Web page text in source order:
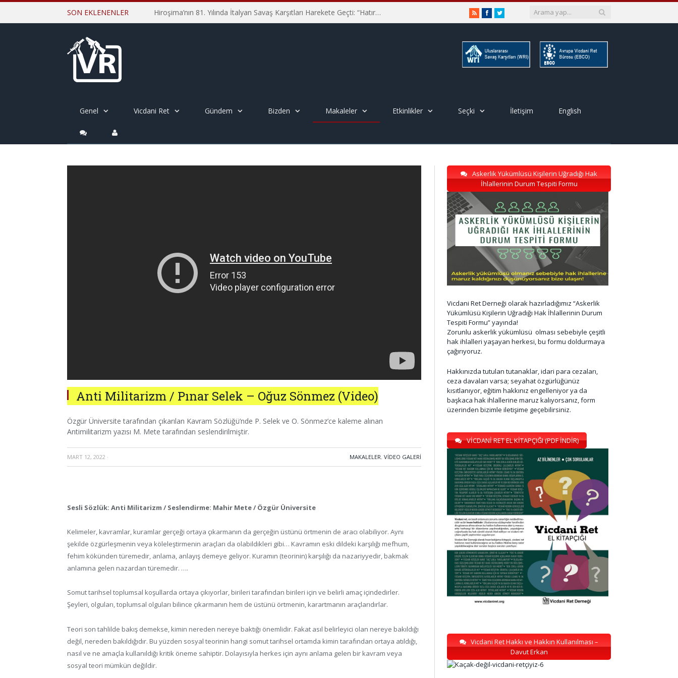
SON EKLENENLER Hiroşima’nın 81. Yılında İtalyan Savaş Karşıtları Harekete Geçti: “Hatırlamak yeterli değil” RSSFacebookTwitter
Genel Vicdani Ret Gündem Bizden Makaleler Etkinlikler Seçki İletişim English
Anti Militarizm / Pınar Selek – Oğuz Sönmez (Video)
Özgür Üniversite tarafından çıkarılan Kavram Sözlüğü’nde P. Selek ve O. Sönmez’ce kaleme alınan
Antimilitarizm yazısı M. Mete tarafından seslendirilmiştir.
MART 12, 2022 · MAKALELER, VIDEO GALERI
Sesli Sözlük: Anti Militarizm / Seslendirme: Mahir Mete / Özgür Üniversite
Kelimeler, kavramlar, kuramlar gerçeği ortaya çıkarmanın da gerçeğin üstünü örtmenin de aracı olabiliyor. Aynı
şekilde özgürleşmenin veya köleleştirmenin araçları da olabildikleri gibi… Kavramın eski dildeki karşılığı mefhum,
fehim kökünden türemedir, anlama, anlayış demeye geliyor. Kuramın (teorinin) karşılığı da nazariyyedir, bakmak
anlamına gelen nazardan türemedir. ….
Somut tarihsel toplumsal koşullarda ortaya çıkıyorlar, birileri tarafından birileri için ve belirli amaç içindedirler.
Şeyleri, olguları, toplumsal olguları bilince çıkarmanın hem de üstünü örtmenin, karartmanın araçlarıdırlar.
Teori son tahlilde bakış demekse, kimin nereden nereye baktığı önemlidir. Fakat asıl belirleyici olan nereye bakıldığı
değil, nereden bakıldığıdır. Bu yüzden sosyal teorinin hangi somut tarihsel ortamda kimin tarafından ortaya atıldığı,
nasıl ve ne amaçla kullanıldığı kritik öneme sahiptir. Dolayısıyla herkes için aynı anlama gelen bir kavram veya
sosyal teori mümkün değildir.
Askerlik Yükümlüsü Kişilerin Uğradığı Hak
İhlallerinin Durum Tespiti Formu
Vicdani Ret Derneği olarak hazırladığımız “Askerlik
Yükümlüsü Kişilerin Uğradığı Hak İhlallerinin Durum
Tespiti Formu” yayında!
Zorunlu askerlik yükümlüsü olması sebebiyle çeşitli
hak ihlalleri yaşayan herkesi, bu formu doldurmaya
çağırıyoruz.
Hakkınızda tutulan tutanaklar, idari para cezaları,
ceza davaları varsa; seyahat özgürlüğünüz
kısıtlanıyor, eğitim hakkınız engelleniyor ya da
başkaca hak ihlallerine maruz kalıyorsanız, form
üzerinden bizimle iletişime geçebilirsiniz.
VİCDANİ RET EL KİTAPÇIĞI (PDF İNDİR)
Vicdani Ret Hakkı ve Hakkın Kullanılması –
Davut Erkan